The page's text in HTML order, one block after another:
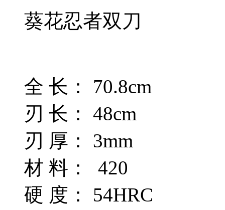
葵花忍者双刀
全 长： 70.8cm
刃 长： 48cm
刃 厚： 3mm
材 料： 420
硬 度： 54HRC